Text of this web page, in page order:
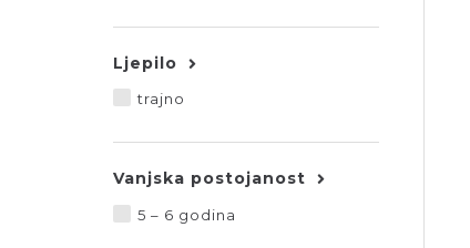
Ljepilo
trajno
Vanjska postojanost
5 – 6 godina